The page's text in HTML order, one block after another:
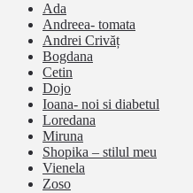
Ada
Andreea- tomata
Andrei Crivăț
Bogdana
Cetin
Dojo
Ioana- noi si diabetul
Loredana
Miruna
Shopika – stilul meu
Vienela
Zoso